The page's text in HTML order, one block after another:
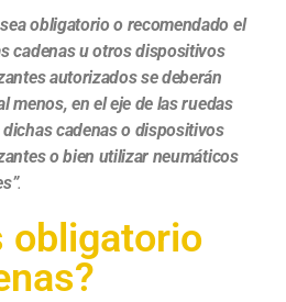
obligatorio o recomendado el
cadenas u otros dispositivos
autorizados se deberán
menos, en el eje de las ruedas
cadenas o dispositivos
o bien utilizar neumáticos
.
obligatorio